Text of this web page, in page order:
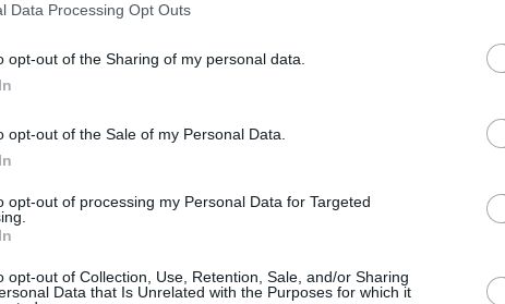
Data Processing Opt Outs
opt-out of the Sharing of my personal data.
opt-out of the Sale of my Personal Data.
opt-out of processing my Personal Data for Targeted
opt-out of Collection, Use, Retention, Sale, and/or Sharing
Data that Is Unrelated with the Purposes for which it
τύχει να καταργιούνται τα
My Style Rocks, Δημήτρης Σκουλός, βρέθηκε
σου” και μιλώντας στη Μαρία Μπακοδήμου,